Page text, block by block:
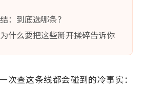
：到底选哪条？
什么要把这些掰开揉碎告诉你
次查这条线都会碰到的冷事实：